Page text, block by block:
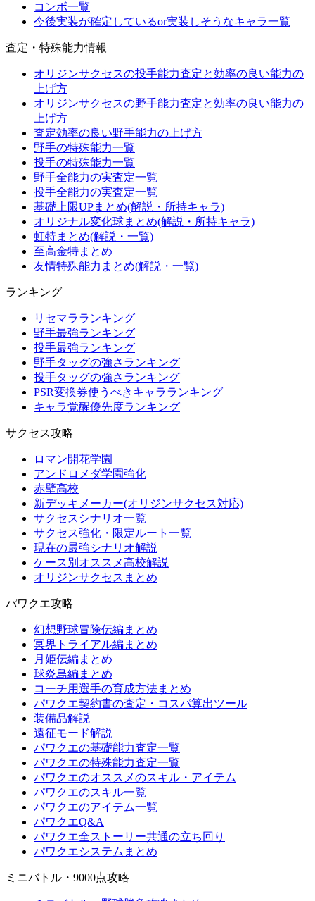
コンボ一覧
今後実装が確定しているor実装しそうなキャラ一覧
査定・特殊能力情報
オリジンサクセスの投手能力査定と効率の良い能力の
上げ方
オリジンサクセスの野手能力査定と効率の良い能力の
上げ方
査定効率の良い野手能力の上げ方
野手の特殊能力一覧
投手の特殊能力一覧
野手全能力の実査定一覧
投手全能力の実査定一覧
基礎上限UPまとめ(解説・所持キャラ)
オリジナル変化球まとめ(解説・所持キャラ)
虹特まとめ(解説・一覧)
至高金特まとめ
友情特殊能力まとめ(解説・一覧)
ランキング
リセマラランキング
野手最強ランキング
投手最強ランキング
野手タッグの強さランキング
投手タッグの強さランキング
PSR変換券使うべきキャラランキング
キャラ覚醒優先度ランキング
サクセス攻略
ロマン開花学園
アンドロメダ学園強化
赤壁高校
新デッキメーカー(オリジンサクセス対応)
サクセスシナリオ一覧
サクセス強化・限定ルート一覧
現在の最強シナリオ解説
ケース別オススメ高校解説
オリジンサクセスまとめ
パワクエ攻略
幻想野球冒険伝編まとめ
冥界トライアル編まとめ
月姫伝編まとめ
球炎島編まとめ
コーチ用選手の育成方法まとめ
パワクエ契約書の査定・コスパ算出ツール
装備品解説
遠征モード解説
パワクエの基礎能力査定一覧
パワクエの特殊能力査定一覧
パワクエのオススメのスキル・アイテム
パワクエのスキル一覧
パワクエのアイテム一覧
パワクエQ&A
パワクエ全ストーリー共通の立ち回り
パワクエシステムまとめ
ミニバトル・9000点攻略